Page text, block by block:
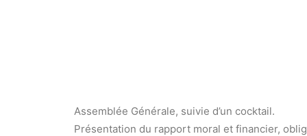
Assemblée Générale, suivie d’un cocktail.
Présentation du rapport moral et financier,